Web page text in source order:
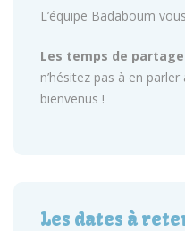
L’équipe Badaboum
Les temps de
n’hésitez pas à en
bienvenus !
Les dates à